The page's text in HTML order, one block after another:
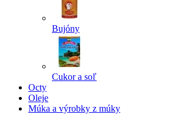
Bujóny
Cukor a soľ
Octy
Oleje
Múka a výrobky z múky